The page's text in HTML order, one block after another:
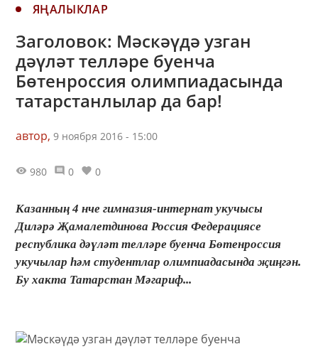
ЯҢАЛЫКЛАР
Заголовок: Мәскәүдә узган
дәүләт телләре буенча
Бөтенроссия олимпиадасында
татарстанлылар да бар!
автор, 9 ноября 2016 - 15:00
980 0 0
Казанның 4 нче гимназия-интернат укучысы
Диләрә Җамалетдинова Россия Федерациясе
республика дәүләт телләре буенча Бөтенроссия
укучылар һәм студентлар олимпиадасында җиңгән.
Бу хакта Татарстан Мәгариф...